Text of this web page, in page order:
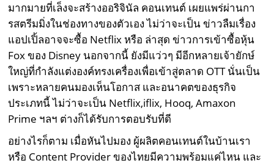
มากมายที่เล็งจะสร้างออริจินัล คอนเทนต์ เผยแพร่ผ่านกา
รสตรีมมิ่งในช่องทางของตัวเอง ไม่ว่าจะเป็น ข่าวลืมเรื่อง
แอปเปิ้ลอาจจะซื้อ Netflix หรือ ล่าสุด ข่าวการเข้าซื้อหุ้น
Fox ของ Disney นอกจากนี้ ยังมีแว่วๆ มีอีกหลายเจ้ายักษ์
ใหญ่ที่กำลังแต่งองค์ทรงเครื่องเพื่อเข้าสู่ตลาด OTT นั่นเป็น
เพราะหลายคนมองเห็นโอกาส และอนาคตของธุรกิจ
ประเภทนี้ ไม่ว่าจะเป็น Netflix,iflix, Hooq, Amaxon
Prime ฯลฯ ต่างก็ได้รับการตอบรับที่ดี
อย่างไรก็ตาม เมื่อหันไปมอง ผู้ผลิตคอนเทนต์ในบ้านเรา
หรือ Content Provider ของไทยมีความพร้อมแค่ไหน และ